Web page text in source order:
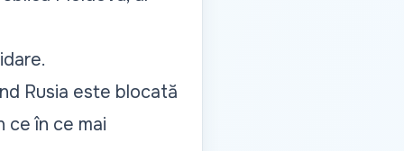
Rusia este blocată
ce în ce mai